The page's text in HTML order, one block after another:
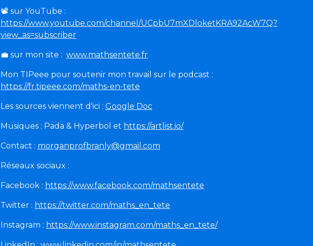
📽️ sur YouTube :
https://www.youtube.com/channel/UCpbU7mXDloketKRA92AcW7Q?
view_as=subscriber
💼 sur mon site : www.mathsentete.fr
Mon TIPeee pour soutenir mon travail sur le podcast :
https://fr.tipeee.com/maths-en-tete
Les sources viennent d'ici : Google Doc
Musiques : Pada & Hyperbol et https://artlist.io/
Contact : morganprofbranly@gmail.com
Réseaux sociaux :
Facebook : https://www.facebook.com/mathsentete
Twitter : https://twitter.com/maths_en_tete
Instagram : https://www.instagram.com/maths_en_tete/